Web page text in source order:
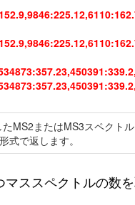
MS2またはMS3スペクト
式で返します。
ススペクトルの数